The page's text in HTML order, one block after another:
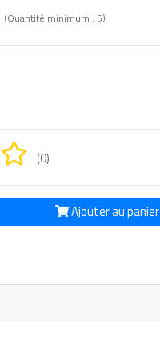
(Quantité minimum : 5)
(0)
Ajouter au panier